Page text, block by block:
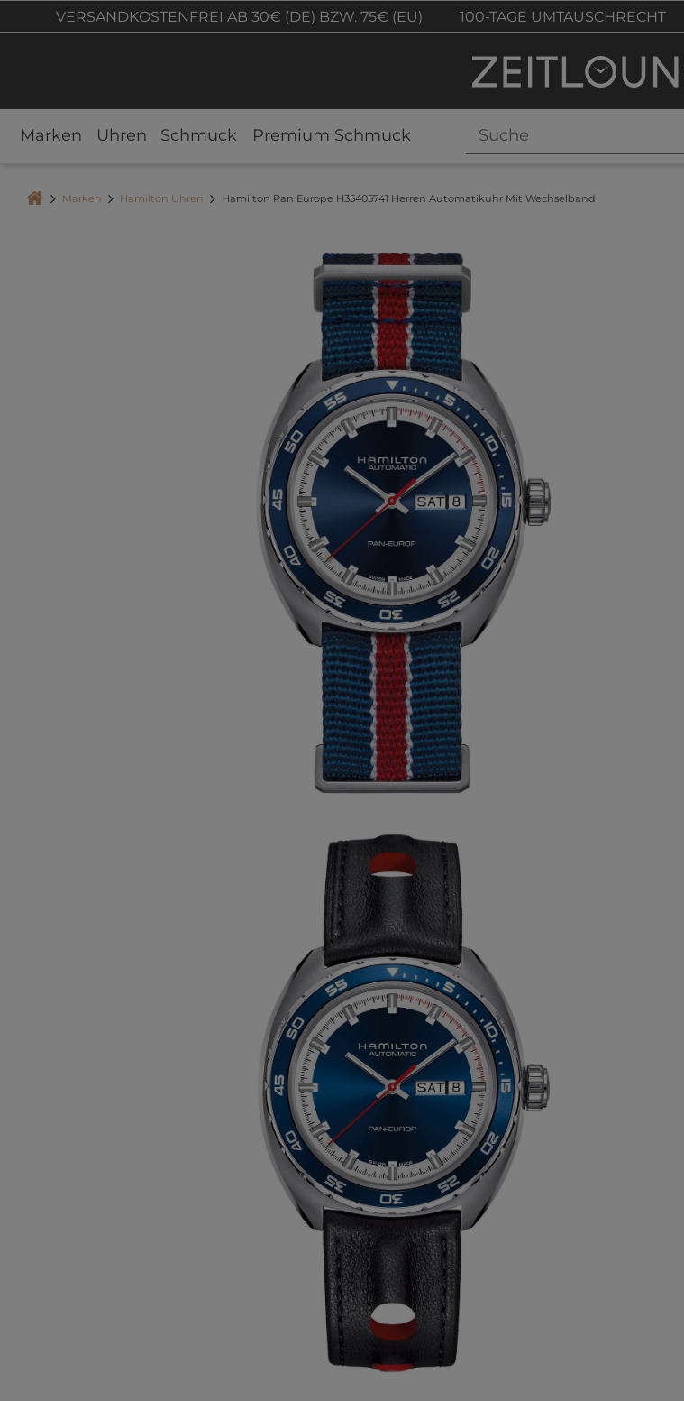
VERSANDKOSTENFREI AB 30€ (DE) BZW. 75€ (EU) 100-TAGE UMTAUSCHRECHT
Marken Uhren Schmuck Premium Schmuck
Marken Hamilton Uhren Hamilton Pan Europe H35405741 Herren Automatikuhr Mit Wechselband